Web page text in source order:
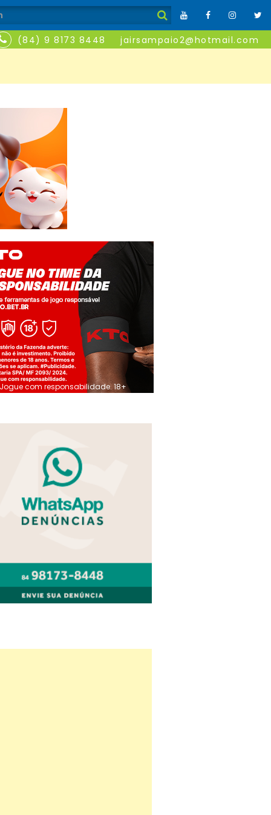
(84) 9 8173 8448 jairsampaio2@hotmail.com
Jogue com responsabilidade. 18+